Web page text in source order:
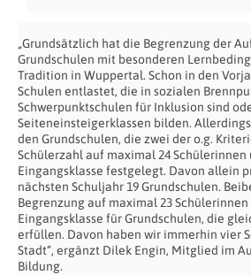
„Grundsätzlich hat die Begrenzung der
Grundschulen mit besonderen
Tradition in Wuppertal. Schon in den
Schulen entlastet, die in sozialen
Schwerpunktschulen für Inklusion sind
Seiteneinsteigerklassen bilden.
den Grundschulen, die zwei der o.g.
Schülerzahl auf maximal 24 Schülerinnen
Eingangsklasse festgelegt. Davon allein
nächsten Schuljahr 19 Grundschulen.
Begrenzung auf maximal 23 Schülerinnen
Eingangsklasse für Grundschulen, die
erfüllen. Davon haben wir immerhin vier
Stadt“, ergänzt Dilek Engin, Mitglied im
Bildung.